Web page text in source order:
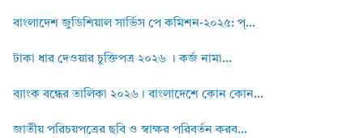
বাংলাদেশ জুডিশিয়াল সার্ভিস পে কমিশন-২০২৫: প্...
টাকা ধার দেওয়ার চুক্তিপত্র ২০২৬ । কর্জ নামা...
ব্যাংক বন্ধের তালিকা ২০২৬। বাংলাদেশে কোন কোন...
জাতীয় পরিচয়পত্রের ছবি ও স্বাক্ষর পরিবর্তন করব...